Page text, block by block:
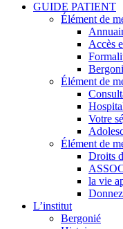
GUIDE PATIENT
Élément de
Accès
Élément de
Votre
Élément de
Droits
la vie
L’institut
Bergonié